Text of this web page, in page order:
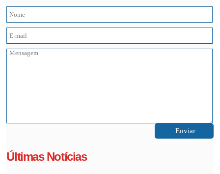
Últimas Notícias